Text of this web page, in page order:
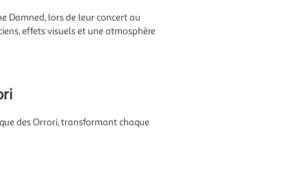
Damned, lors de leur concert au
effets visuels et une atmosphère
des Orrori, transformant chaque